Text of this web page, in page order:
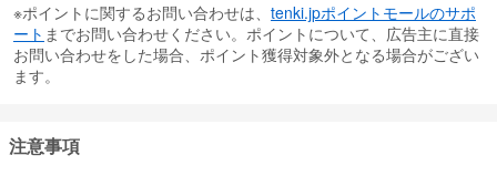
※ポイントに関するお問い合わせは、 tenki.jpポイントモールのサポ
ート までお問い合わせください。ポイントについて、広告主に直接
お問い合わせをした場合、ポイント獲得対象外となる場合がござい
ます。
注意事項